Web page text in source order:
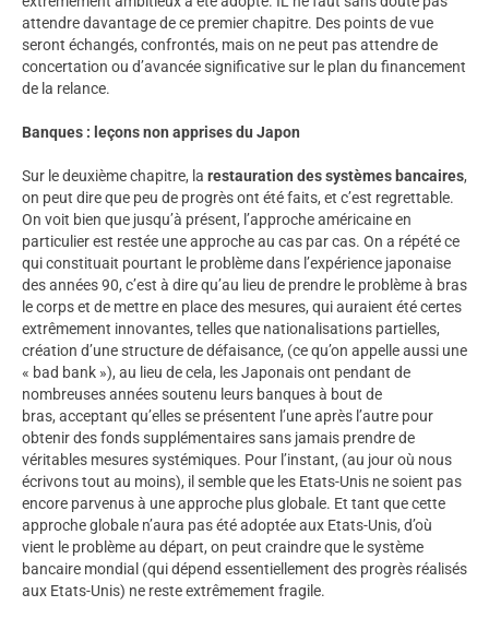
attendre davantage de ce premier chapitre. Des points de vue
seront échangés, confrontés, mais on ne peut pas attendre de
concertation ou d’avancée significative sur le plan du financement
de la relance.
Banques : leçons non apprises du Japon
Sur le deuxième chapitre, la restauration des systèmes bancaires,
on peut dire que peu de progrès ont été faits, et c’est regrettable.
On voit bien que jusqu’à présent, l’approche américaine en
particulier est restée une approche au cas par cas. On a répété ce
qui constituait pourtant le problème dans l’expérience japonaise
des années 90, c’est à dire qu’au lieu de prendre le problème à bras
le corps et de mettre en place des mesures, qui auraient été certes
extrêmement innovantes, telles que nationalisations partielles,
création d’une structure de défaisance, (ce qu’on appelle aussi une
« bad bank »), au lieu de cela, les Japonais ont pendant de
nombreuses années soutenu leurs banques à bout de
bras, acceptant qu’elles se présentent l’une après l’autre pour
obtenir des fonds supplémentaires sans jamais prendre de
véritables mesures systémiques. Pour l’instant, (au jour où nous
écrivons tout au moins), il semble que les Etats-Unis ne soient pas
encore parvenus à une approche plus globale. Et tant que cette
approche globale n’aura pas été adoptée aux Etats-Unis, d’où
vient le problème au départ, on peut craindre que le système
bancaire mondial (qui dépend essentiellement des progrès réalisés
aux Etats-Unis) ne reste extrêmement fragile.